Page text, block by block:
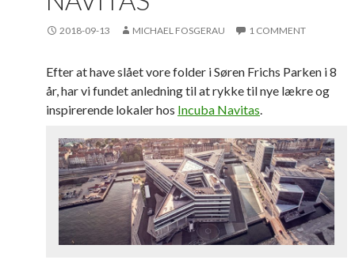
2018-09-13 MICHAEL FOSGERAU 1 COMMENT
Efter at have slået vore folder i Søren Frichs Parken i 8
år, har vi fundet anledning til at rykke til nye lækre og
inspirerende lokaler hos Incuba Navitas.